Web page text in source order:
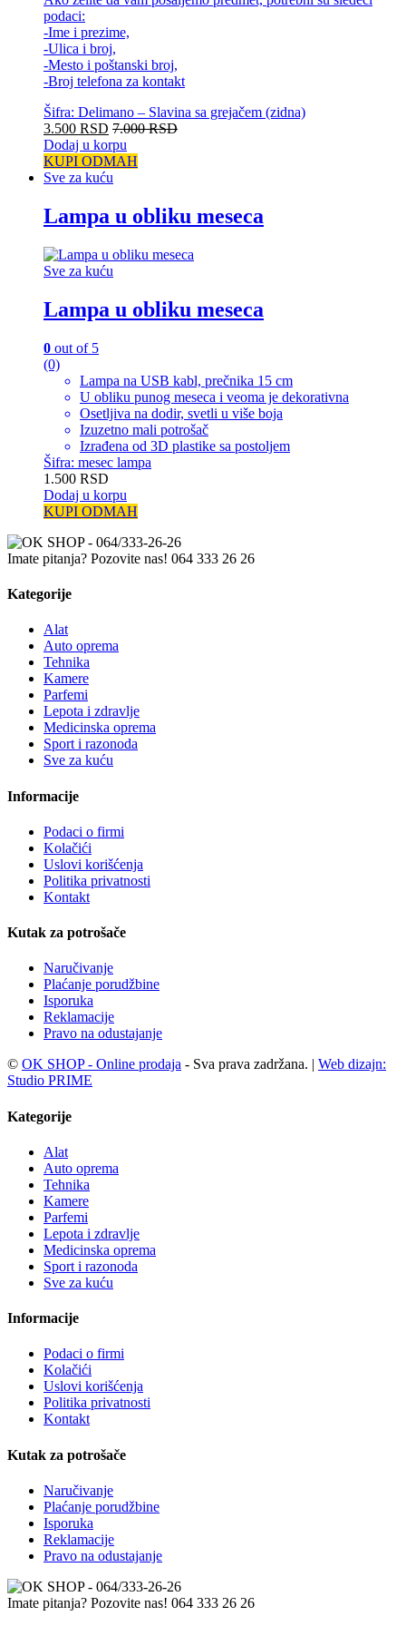
podaci:
-Ime i prezime,
-Ulica i broj,
-Mesto i poštanski broj,
-Broj telefona za kontakt
Šifra: Delimano – Slavina sa grejačem (zidna)
3.500 RSD 7.000RSD
Dodaj u korpu
KUPI ODMAH
Sve za kuću
Lampa u obliku meseca
Sve za kuću
Lampa u obliku meseca
0 out of 5
(0)
Lampa na USB kabl, prečnika 15 cm
U obliku punog meseca i veoma je dekorativna
Osetljiva na dodir, svetli u više boja
Izuzetno mali potrošač
Izrađena od 3D plastike sa postoljem
Šifra: mesec lampa
1.500 RSD
Dodaj u korpu
KUPI ODMAH
Imate pitanja? Pozovite nas! 064 333 26 26
Kategorije
Alat
Auto oprema
Tehnika
Kamere
Parfemi
Lepota i zdravlje
Medicinska oprema
Sport i razonoda
Sve za kuću
Informacije
Podaci o firmi
Kolačići
Uslovi korišćenja
Politika privatnosti
Kontakt
Kutak za potrošače
Naručivanje
Plaćanje porudžbine
Isporuka
Reklamacije
Pravo na odustajanje
© OK SHOP - Online prodaja - Sva prava zadržana. | Web dizajn:
Studio PRIME
Kategorije
Alat
Auto oprema
Tehnika
Kamere
Parfemi
Lepota i zdravlje
Medicinska oprema
Sport i razonoda
Sve za kuću
Informacije
Podaci o firmi
Kolačići
Uslovi korišćenja
Politika privatnosti
Kontakt
Kutak za potrošače
Naručivanje
Plaćanje porudžbine
Isporuka
Reklamacije
Pravo na odustajanje
Imate pitanja? Pozovite nas! 064 333 26 26